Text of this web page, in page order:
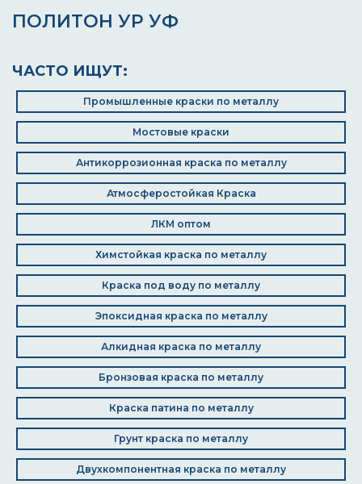
ПОЛИТОН УР УФ
ЧАСТО ИЩУТ:
Промышленные краски по металлу
Мостовые краски
Антикоррозионная краска по металлу
Атмосферостойкая Краска
ЛКМ оптом
Химстойкая краска по металлу
Краска под воду по металлу
Эпоксидная краска по металлу
Алкидная краска по металлу
Бронзовая краска по металлу
Краска патина по металлу
Грунт краска по металлу
Двухкомпонентная краска по металлу